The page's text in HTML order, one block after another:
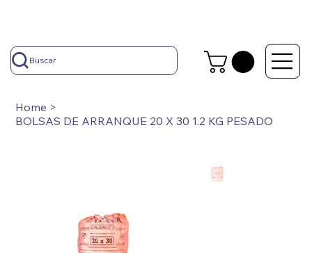
Buscar
Home >
BOLSAS DE ARRANQUE 20 X 30 1.2 KG PESADO